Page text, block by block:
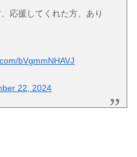
応援してくれた方、あり
bVgmmNHAVJ
22, 2024